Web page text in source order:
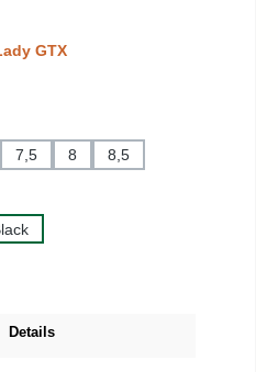
GTX
7,5 8 8,5
Details